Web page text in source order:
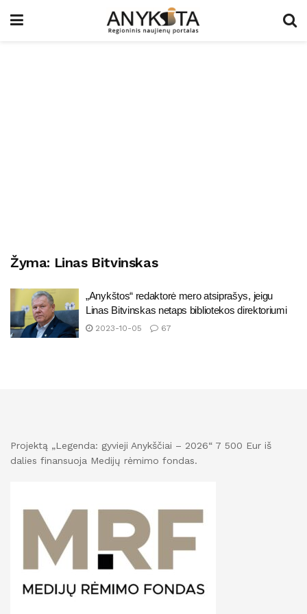
Žyma: Linas Bitvinskas
„Anykštos“ redaktorė mero atsiprašys, jeigu
Linas Bitvinskas netaps bibliotekos direktoriumi
2023-10-05 67
Projektą „Legenda: gyvieji Anykščiai – 2026“ 7 500 Eur iš
dalies finansuoja Medijų rėmimo fondas.